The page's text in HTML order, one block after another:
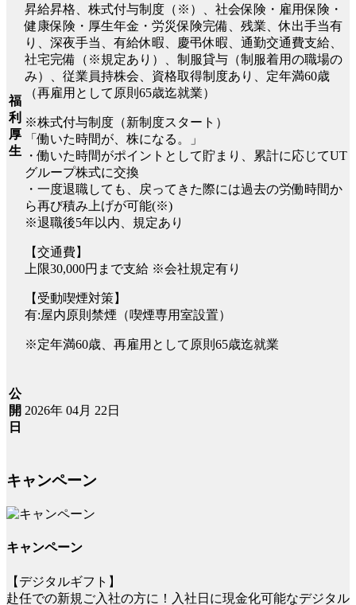
福
利
厚
生
昇給昇格、株式付与制度（※）、社会保険・雇用保険・
健康保険・厚生年金・労災保険完備、残業、休出手当有
り、深夜手当、有給休暇、慶弔休暇、通勤交通費支給、
社宅完備（※規定あり）、制服貸与（制服着用の職場の
み）、従業員持株会、資格取得制度あり、定年満60歳
（再雇用として原則65歳迄就業）
※株式付与制度（新制度スタート）
「働いた時間が、株になる。」
・働いた時間がポイントとして貯まり、累計に応じてUT
グループ株式に交換
・一度退職しても、戻ってきた際には過去の労働時間か
ら再び積み上げが可能(※)
※退職後5年以内、規定あり
【交通費】
上限30,000円まで支給 ※会社規定有り
【受動喫煙対策】
有:屋内原則禁煙（喫煙専用室設置）
※定年満60歳、再雇用として原則65歳迄就業
公
開
日
2026年 04月 22日
キャンペーン
キャンペーン
【デジタルギフト】
赴任での新規ご入社の方に！入社日に現金化可能なデジタル